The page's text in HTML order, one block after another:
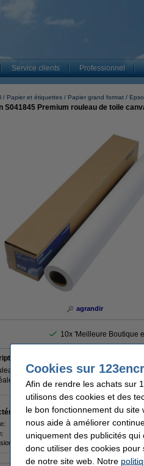
Service clients Professionnel
Papier et étiquettes Papier grand format
S041845 Premium rouleau de toile
agrandir
10x 'Meilleure Boutique
de toile canvas Epson S041845
pour les photos et les tirages d'art. Le
Epson
satiné
330 mm x 6,1 m
Cookies sur
Afin de rendre les achats sur
utilisons des cookies et des
le bon fonctionnement du
nous aide à améliorer
uniquement des publicités
donc utiliser des cookies
de notre site web. Notre